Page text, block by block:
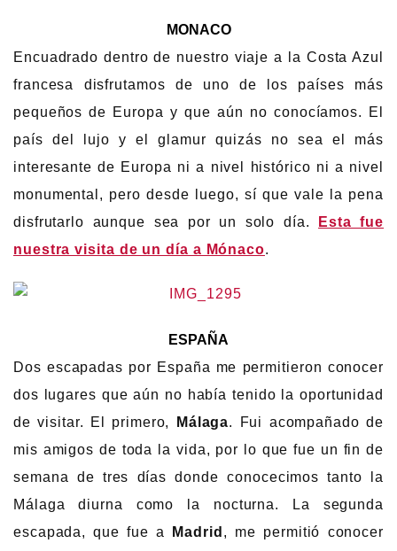
MONACO
Encuadrado dentro de nuestro viaje a la Costa Azul
francesa disfrutamos de uno de los países más
pequeños de Europa y que aún no conocíamos. El
país del lujo y el glamur quizás no sea el más
interesante de Europa ni a nivel histórico ni a nivel
monumental, pero desde luego, sí que vale la pena
disfrutarlo aunque sea por un solo día.
Esta fue
nuestra visita de un día a Mónaco.
ESPAÑA
Dos escapadas por España me permitieron conocer
dos lugares que aún no había tenido la oportunidad
de visitar. El primero,
Málaga. Fui acompañado de
mis amigos de toda la vida, por lo que fue un fin de
semana de tres días donde conocecimos tanto la
Málaga diurna como la nocturna. La segunda
escapada, que fue a
Madrid , me permitió conocer